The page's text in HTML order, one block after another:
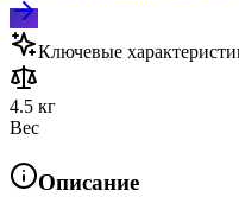
Ключевые
4.5 кг
Вес
Описание